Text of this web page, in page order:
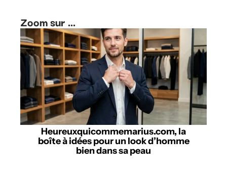
Zoom sur ...
Heureuxquicommemarius.com, la
boîte à idées pour un look d’homme
bien dans sa peau